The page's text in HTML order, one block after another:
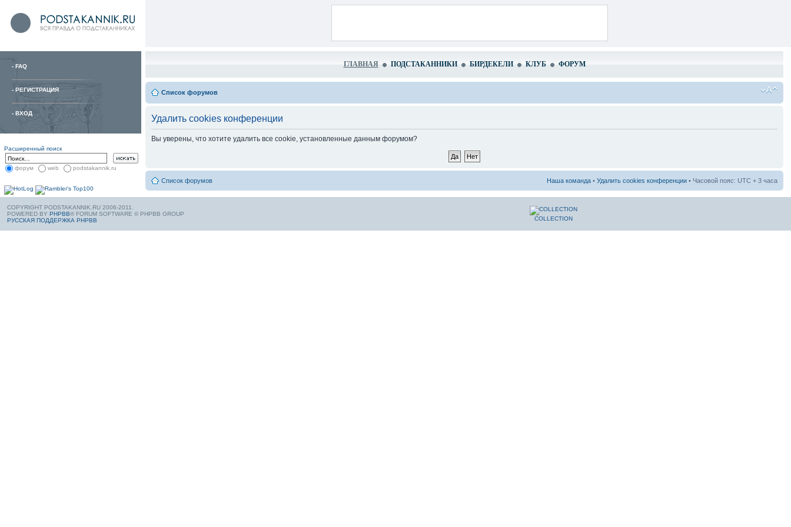
- FAQ
- РЕГИСТРАЦИЯ
- ВХОД
Расширенный поиск
форум web podstakannik.ru
ГЛАВНАЯ ПОДСТАКАННИКИ БИРДЕКЕЛИ КЛУБ ФОРУМ
Список форумов
Удалить cookies конференции
Вы уверены, что хотите удалить все cookie, установленные данным форумом?
Список форумов Наша команда • Удалить cookies конференции • Часовой пояс: UTC + 3 часа
COPYRIGHT PODSTAKANNIK.RU 2006-2011.
POWERED BY PHPBB® FORUM SOFTWARE © PHPBB GROUP
РУССКАЯ ПОДДЕРЖКА PHPBB
COLLECTION